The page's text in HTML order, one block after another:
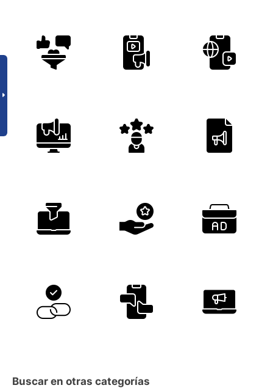
Buscar en otras categorías